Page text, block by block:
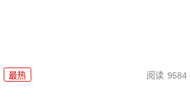
最热 阅读 9584